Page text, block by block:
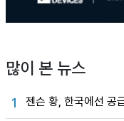
많이 본 뉴스
1 젠슨 황, 한국에선 공